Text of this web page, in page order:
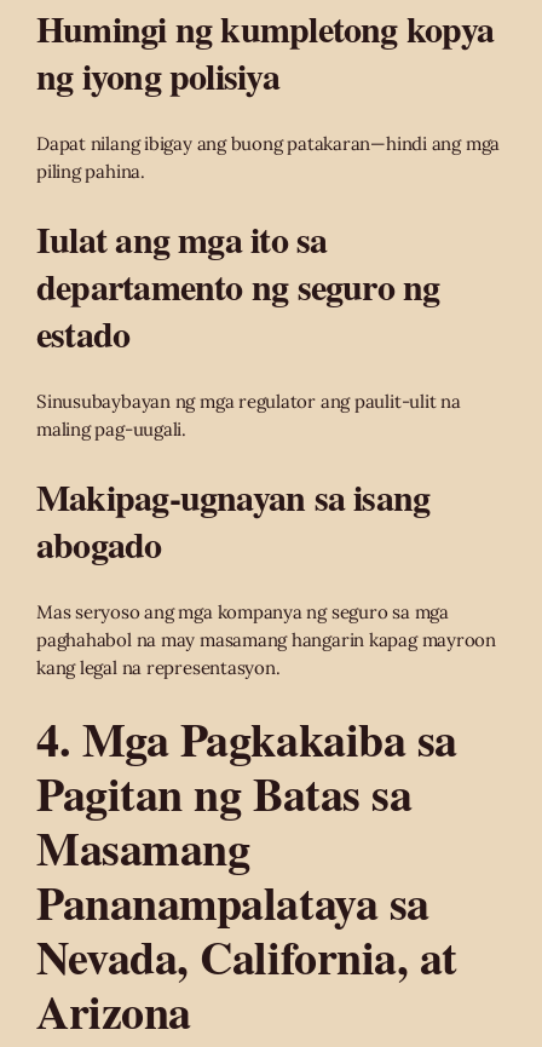
Humingi ng kumpletong kopya
ng iyong polisiya
Dapat nilang ibigay ang buong patakaran—hindi ang mga
piling pahina.
Iulat ang mga ito sa
departamento ng seguro ng
estado
Sinusubaybayan ng mga regulator ang paulit-ulit na
maling pag-uugali.
Makipag-ugnayan sa isang
abogado
Mas seryoso ang mga kompanya ng seguro sa mga
paghahabol na may masamang hangarin kapag mayroon
kang legal na representasyon.
4. Mga Pagkakaiba sa
Pagitan ng Batas sa
Masamang
Pananampalataya sa
Nevada, California, at
Arizona